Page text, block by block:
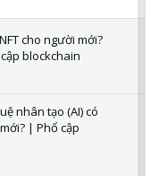
cho người mới?
blockchain
nhân tạo (AI) có
| Phổ cập